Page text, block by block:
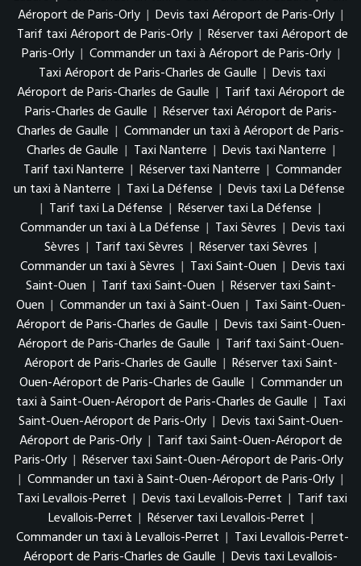
Aéroport de Paris-Orly | Devis taxi Aéroport de Paris-Orly |
Tarif taxi Aéroport de Paris-Orly | Réserver taxi Aéroport de
Paris-Orly | Commander un taxi à Aéroport de Paris-Orly |
Taxi Aéroport de Paris-Charles de Gaulle | Devis taxi
Aéroport de Paris-Charles de Gaulle | Tarif taxi Aéroport de
Paris-Charles de Gaulle | Réserver taxi Aéroport de Paris-
Charles de Gaulle | Commander un taxi à Aéroport de Paris-
Charles de Gaulle | Taxi Nanterre | Devis taxi Nanterre |
Tarif taxi Nanterre | Réserver taxi Nanterre | Commander
un taxi à Nanterre | Taxi La Défense | Devis taxi La Défense
| Tarif taxi La Défense | Réserver taxi La Défense |
Commander un taxi à La Défense | Taxi Sèvres | Devis taxi
Sèvres | Tarif taxi Sèvres | Réserver taxi Sèvres |
Commander un taxi à Sèvres | Taxi Saint-Ouen | Devis taxi
Saint-Ouen | Tarif taxi Saint-Ouen | Réserver taxi Saint-
Ouen | Commander un taxi à Saint-Ouen | Taxi Saint-Ouen-
Aéroport de Paris-Charles de Gaulle | Devis taxi Saint-Ouen-
Aéroport de Paris-Charles de Gaulle | Tarif taxi Saint-Ouen-
Aéroport de Paris-Charles de Gaulle | Réserver taxi Saint-
Ouen-Aéroport de Paris-Charles de Gaulle | Commander un
taxi à Saint-Ouen-Aéroport de Paris-Charles de Gaulle | Taxi
Saint-Ouen-Aéroport de Paris-Orly | Devis taxi Saint-Ouen-
Aéroport de Paris-Orly | Tarif taxi Saint-Ouen-Aéroport de
Paris-Orly | Réserver taxi Saint-Ouen-Aéroport de Paris-Orly
| Commander un taxi à Saint-Ouen-Aéroport de Paris-Orly |
Taxi Levallois-Perret | Devis taxi Levallois-Perret | Tarif taxi
Levallois-Perret | Réserver taxi Levallois-Perret |
Commander un taxi à Levallois-Perret | Taxi Levallois-Perret-
Aéroport de Paris-Charles de Gaulle | Devis taxi Levallois-